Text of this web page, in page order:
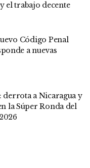
el trabajo decente
Código Penal
a nuevas
derrota a Nicaragua y
la Súper Ronda del